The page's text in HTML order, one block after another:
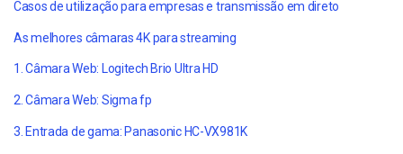
Casos de utilização para empresas e transmissão em direto
As melhores câmaras 4K para streaming
1. Câmara Web: Logitech Brio Ultra HD
2. Câmara Web: Sigma fp
3. Entrada de gama: Panasonic HC-VX981K